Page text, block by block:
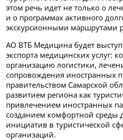
этом речь идет не только о
и о программах активного
экскурсионными маршрутами
АО ВТБ Медицина будет
экспорта медицинских услуг:
организацию логистики,
сопровождения иностранных
правительством Самарской
развитием региона как
привлечением иностранных
созданием комфортной среды
инициатив в туристической
организаций.